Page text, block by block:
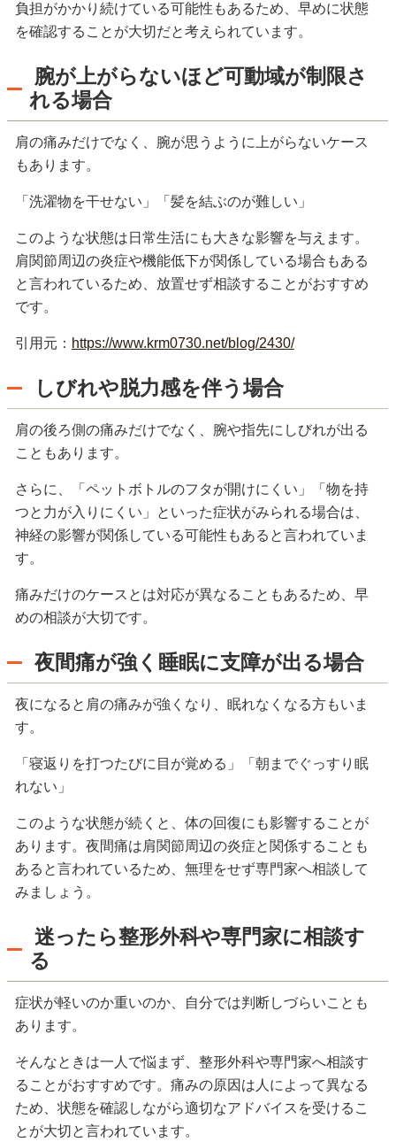
負担がかかり続けている可能性もあるため、早めに状態
を確認することが大切だと考えられています。
腕が上がらないほど可動域が制限さ
れる場合
肩の痛みだけでなく、腕が思うように上がらないケース
もあります。
「洗濯物を干せない」「髪を結ぶのが難しい」
このような状態は日常生活にも大きな影響を与えます。
肩関節周辺の炎症や機能低下が関係している場合もある
と言われているため、放置せず相談することがおすすめ
です。
引用元： https://www.krm0730.net/blog/2430/
しびれや脱力感を伴う場合
肩の後ろ側の痛みだけでなく、腕や指先にしびれが出る
こともあります。
さらに、「ペットボトルのフタが開けにくい」「物を持
つと力が入りにくい」といった症状がみられる場合は、
神経の影響が関係している可能性もあると言われていま
す。
痛みだけのケースとは対応が異なることもあるため、早
めの相談が大切です。
夜間痛が強く睡眠に支障が出る場合
夜になると肩の痛みが強くなり、眠れなくなる方もいま
す。
「寝返りを打つたびに目が覚める」「朝までぐっすり眠
れない」
このような状態が続くと、体の回復にも影響することが
あります。夜間痛は肩関節周辺の炎症と関係することも
あると言われているため、無理をせず専門家へ相談して
みましょう。
迷ったら整形外科や専門家に相談す
る
症状が軽いのか重いのか、自分では判断しづらいことも
あります。
そんなときは一人で悩まず、整形外科や専門家へ相談す
ることがおすすめです。痛みの原因は人によって異なる
ため、状態を確認しながら適切なアドバイスを受けるこ
とが大切と言われています。